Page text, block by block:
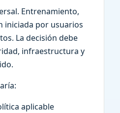
Entrenamiento,
iniciada por usuarios
La decisión debe
infraestructura y
aplicable